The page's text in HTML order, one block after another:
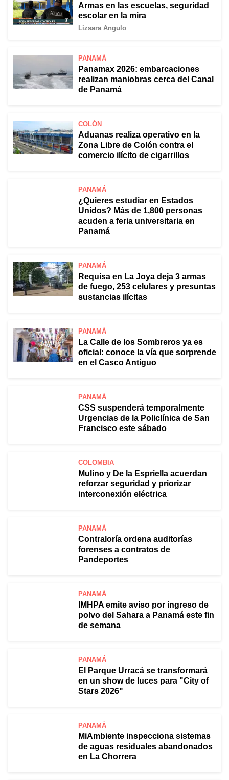
Armas en las escuelas, seguridad
escolar en la mira
Lizsara Angulo
PANAMÁ
Panamax 2026: embarcaciones
realizan maniobras cerca del Canal
de Panamá
COLÓN
Aduanas realiza operativo en la
Zona Libre de Colón contra el
comercio ilícito de cigarrillos
PANAMÁ
¿Quieres estudiar en Estados
Unidos? Más de 1,800 personas
acuden a feria universitaria en
Panamá
PANAMÁ
Requisa en La Joya deja 3 armas
de fuego, 253 celulares y presuntas
sustancias ilícitas
PANAMÁ
La Calle de los Sombreros ya es
oficial: conoce la vía que sorprende
en el Casco Antiguo
PANAMÁ
CSS suspenderá temporalmente
Urgencias de la Policlínica de San
Francisco este sábado
COLOMBIA
Mulino y De la Espriella acuerdan
reforzar seguridad y priorizar
interconexión eléctrica
PANAMÁ
Contraloría ordena auditorías
forenses a contratos de
Pandeportes
PANAMÁ
IMHPA emite aviso por ingreso de
polvo del Sahara a Panamá este fin
de semana
PANAMÁ
El Parque Urracá se transformará
en un show de luces para "City of
Stars 2026"
PANAMÁ
MiAmbiente inspecciona sistemas
de aguas residuales abandonados
en La Chorrera